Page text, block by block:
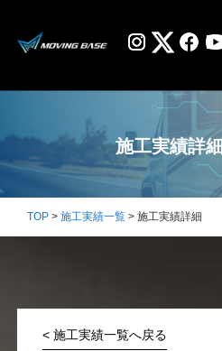
施工実績詳細
TOP> 施工実績一覧> 施工実績詳細
< 施工実績一覧へ戻る